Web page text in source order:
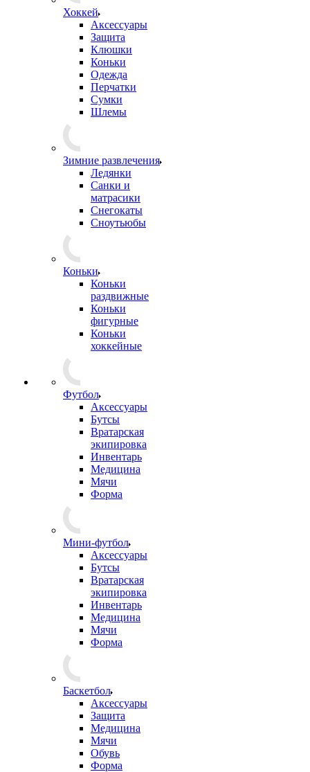
Хоккей
Аксессуары
Защита
Клюшки
Коньки
Одежда
Перчатки
Сумки
Шлемы
Зимние развлечения
Ледянки
Санки и
матрасики
Снегокаты
Сноутьюбы
Коньки
Коньки
раздвижные
Коньки
фигурные
Коньки
хоккейные
Футбол
Аксессуары
Бутсы
Вратарская
экипировка
Инвентарь
Медицина
Мячи
Форма
Мини-футбол
Аксессуары
Бутсы
Вратарская
экипировка
Инвентарь
Медицина
Мячи
Форма
Баскетбол
Аксессуары
Защита
Медицина
Мячи
Обувь
Форма